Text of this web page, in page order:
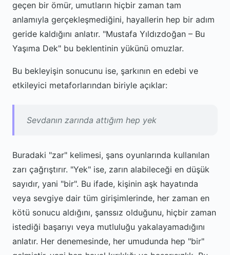
geçen bir ömür, umutların hiçbir zaman tam
anlamıyla gerçekleşmediğini, hayallerin hep bir adım
geride kaldığını anlatır. "Mustafa Yıldızdoğan – Bu
Yaşıma Dek" bu beklentinin yükünü omuzlar.
Bu bekleyişin sonucunu ise, şarkının en edebi ve
etkileyici metaforlarından biriyle açıklar:
Sevdanın zarında attığım hep yek
Buradaki "zar" kelimesi, şans oyunlarında kullanılan
zarı çağrıştırır. "Yek" ise, zarın alabileceği en düşük
sayıdır, yani "bir". Bu ifade, kişinin aşk hayatında
veya sevgiye dair tüm girişimlerinde, her zaman en
kötü sonucu aldığını, şanssız olduğunu, hiçbir zaman
istediği başarıyı veya mutluluğu yakalayamadığını
anlatır. Her denemesinde, her umudunda hep "bir"